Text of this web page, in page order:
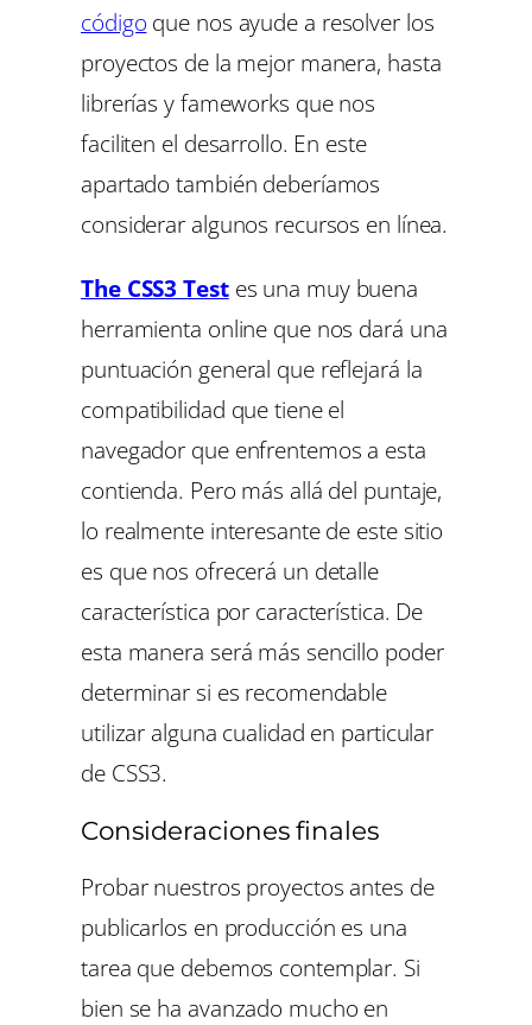
código que nos ayude a resolver los
proyectos de la mejor manera, hasta
librerías y fameworks que nos
faciliten el desarrollo. En este
apartado también deberíamos
considerar algunos recursos en línea.
The CSS3 Testes una muy buena
herramienta online que nos dará una
puntuación general que reflejará la
compatibilidad que tiene el
navegador que enfrentemos a esta
contienda. Pero más allá del puntaje,
lo realmente interesante de este sitio
es que nos ofrecerá un detalle
característica por característica. De
esta manera será más sencillo poder
determinar si es recomendable
utilizar alguna cualidad en particular
de CSS3.
Consideraciones finales
Probar nuestros proyectos antes de
publicarlos en producción es una
tarea que debemos contemplar. Si
bien se ha avanzado mucho en